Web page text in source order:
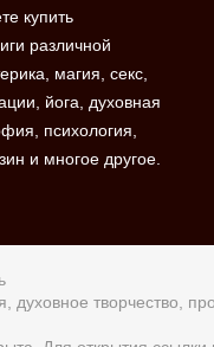
купить
различной
магия, секс,
йога, духовная
психология,
и многое другое.
творчество,